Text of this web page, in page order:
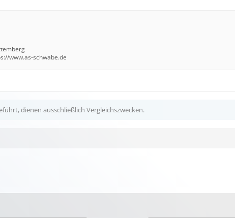
www.as-schwabe.de
dienen ausschließlich Vergleichszwecken.